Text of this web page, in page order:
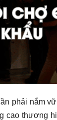
phải nắm
cao thương